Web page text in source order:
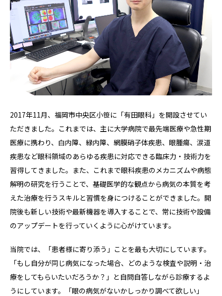
2017年11月、福岡市中央区小笹に「有田眼科」を開設させてい
ただきました。これまでは、主に大学病院で最先端医療や急性期
医療に携わり、白内障、緑内障、網膜硝子体疾患、眼腫瘍、涙道
疾患など眼科領域のあらゆる疾患に対応できる臨床力・技術力を
習得してきました。また、これまで眼科疾患のメカニズムや病態
解明の研究を行うことで、基礎医学的な観点から病気の本質を考
えた治療を行うスキルと習慣を身につけることができました。開
院後も新しい技術や最新機器を導入することで、常に技術や設備
のアップデートを行っていくように心がけています。
当院では、「患者様に寄り添う」ことを最も大切にしています。
「もし自分が同じ病気になった場合、どのような検査や説明・治
療をしてもらいたいだろうか？」と自問自答しながら診療するよ
うにしています。「眼の病気がないかしっかり調べて欲しい」